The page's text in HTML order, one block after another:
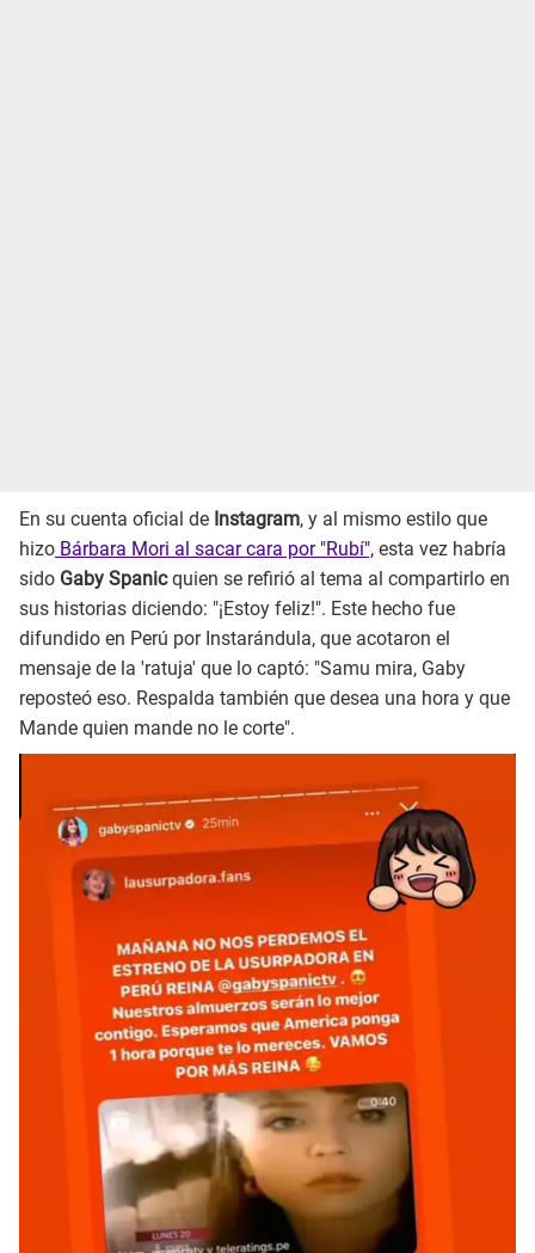
En su cuenta oficial de Instagram, y al mismo estilo que
hizo Bárbara Mori al sacar cara por "Rubí", esta vez habría
sido Gaby Spanicquien se refirió al tema al compartirlo en
sus historias diciendo: "¡Estoy feliz!". Este hecho fue
difundido en Perú por Instarándula, que acotaron el
mensaje de la 'ratuja' que lo captó: "Samu mira, Gaby
reposteó eso. Respalda también que desea una hora y que
Mande quien mande no le corte".